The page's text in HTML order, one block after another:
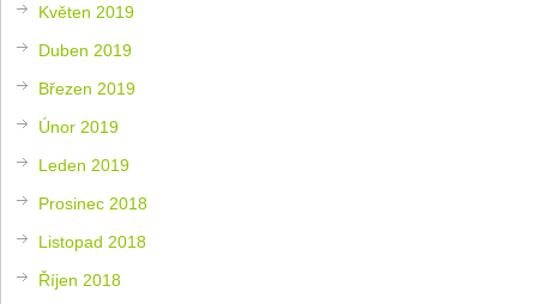
Květen 2019
Duben 2019
Březen 2019
Únor 2019
Leden 2019
Prosinec 2018
Listopad 2018
Říjen 2018